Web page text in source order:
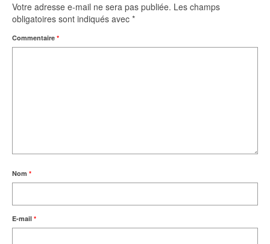
Votre adresse e-mail ne sera pas publiée. Les champs
obligatoires sont indiqués avec *
Commentaire *
Nom *
E-mail *